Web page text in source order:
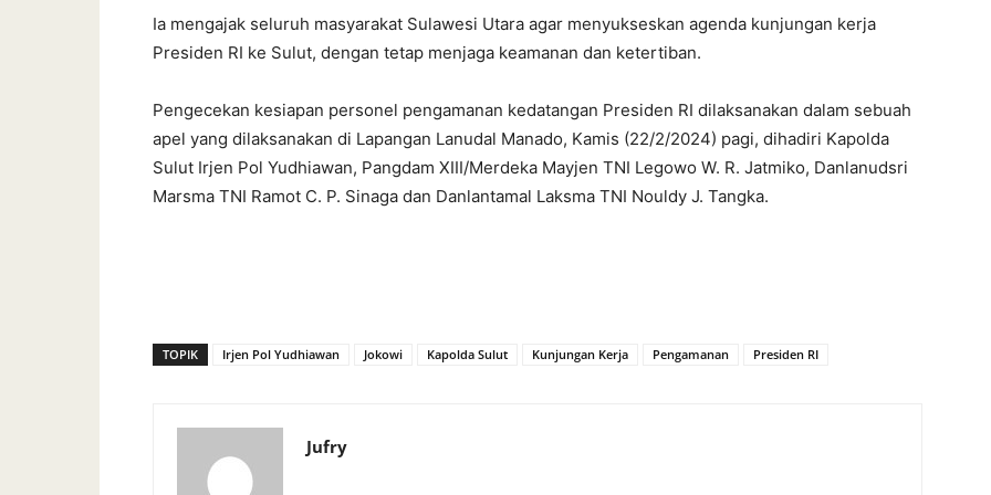
Ia mengajak seluruh masyarakat Sulawesi Utara agar menyukseskan agenda kunjungan kerja
Presiden RI ke Sulut, dengan tetap menjaga keamanan dan ketertiban.
Pengecekan kesiapan personel pengamanan kedatangan Presiden RI dilaksanakan dalam sebuah
apel yang dilaksanakan di Lapangan Lanudal Manado, Kamis (22/2/2024) pagi, dihadiri Kapolda
Sulut Irjen Pol Yudhiawan, Pangdam XIII/Merdeka Mayjen TNI Legowo W. R. Jatmiko, Danlanudsri
Marsma TNI Ramot C. P. Sinaga dan Danlantamal Laksma TNI Nouldy J. Tangka.
TOPIK Irjen Pol Yudhiawan Jokowi Kapolda Sulut Kunjungan Kerja Pengamanan Presiden RI
Jufry